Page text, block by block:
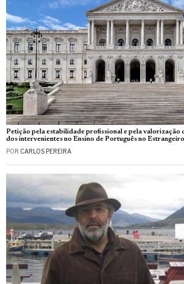
Petição pela estabilidade profissional e pela valorização
dos intervenientes no Ensino de Português no
POR CARLOS PEREIRA